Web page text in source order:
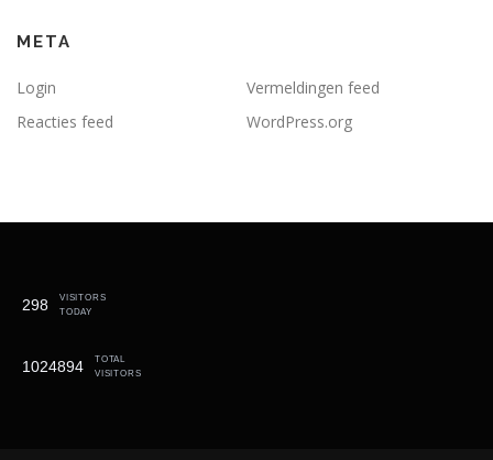
META
Login
Vermeldingen feed
Reacties feed
WordPress.org
298
VISITORS
TODAY
1024894
TOTAL
VISITORS